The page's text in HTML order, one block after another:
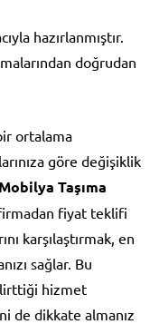
hazırlanmıştır.
doğrudan
ortalama
göre değişiklik
Taşıma
fiyat teklifi
karşılaştırmak, en
sağlar. Bu
hizmet
de dikkate almanız